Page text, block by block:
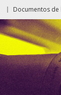
Documentos de